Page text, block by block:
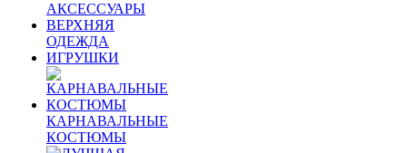
АКСЕССУАРЫ
ВЕРХНЯЯ
ОДЕЖДА
ИГРУШКИ
КАРНАВАЛЬНЫЕ
КОСТЮМЫ